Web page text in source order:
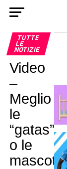
TUTTE
LE
NOTIZIE
Video
–
Meglio
le
“gatas”
o le